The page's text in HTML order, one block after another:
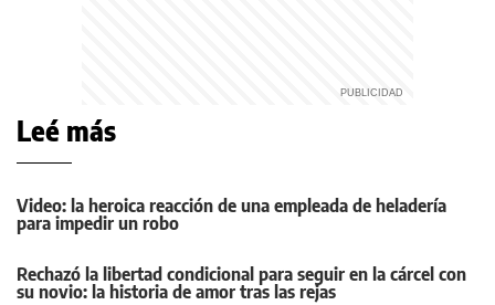
Leé más
Video: la heroica reacción de una empleada de heladería
para impedir un robo
Rechazó la libertad condicional para seguir en la cárcel con
su novio: la historia de amor tras las rejas